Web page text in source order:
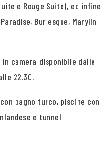
e Rouge Suite), ed infine
Burlesque, Marylin
camera disponibile dalle
22.30.
bagno turco, piscine con
e tunnel